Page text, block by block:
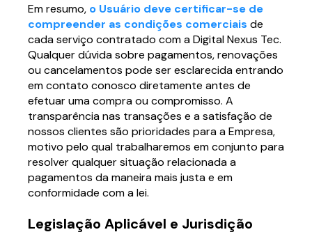
Em resumo, o Usuário deve certificar-se de
compreender as condições comerciais de
cada serviço contratado com a Digital Nexus Tec.
Qualquer dúvida sobre pagamentos, renovações
ou cancelamentos pode ser esclarecida entrando
em contato conosco diretamente antes de
efetuar uma compra ou compromisso. A
transparência nas transações e a satisfação de
nossos clientes são prioridades para a Empresa,
motivo pelo qual trabalharemos em conjunto para
resolver qualquer situação relacionada a
pagamentos da maneira mais justa e em
conformidade com a lei.
Legislação Aplicável e Jurisdição